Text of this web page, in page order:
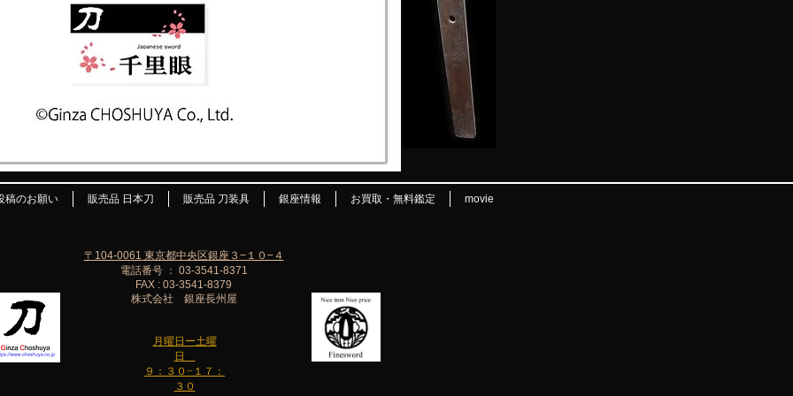
稿のお願い 販売品 日本刀 販売品 刀装具 銀座情報 お買取・無料鑑定 movie
月曜日ー土曜
日
９：３０−１７：
３０
〒104-0061 東京都中央区銀座３−１０−４
電話番号 ： 03-3541-8371
FAX : 03-3541-8379
株式会社 銀座長州屋